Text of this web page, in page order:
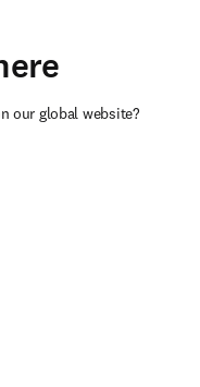
our global website?